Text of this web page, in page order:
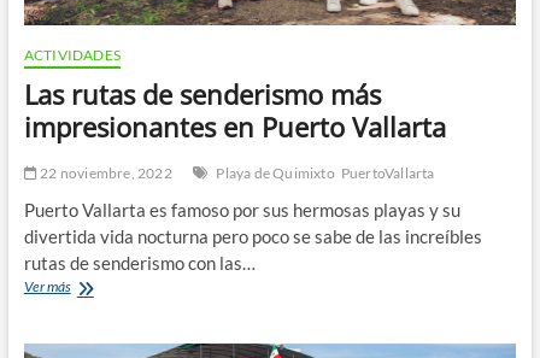
ACTIVIDADES
Las rutas de senderismo más
impresionantes en Puerto Vallarta
22 noviembre, 2022 Playa de Quimixto PuertoVallarta
Puerto Vallarta es famoso por sus hermosas playas y su
divertida vida nocturna pero poco se sabe de las increíbles
rutas de senderismo con las…
Ver másLas